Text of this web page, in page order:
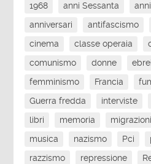
1968 anni Sessanta
anniversari
antifascismo
cinema
classe operaia
comunismo
donne ebrei
femminismo
Francia
Guerra fredda
interviste
libri
memoria migrazioni
musica
nazismo Pci
razzismo
repressione